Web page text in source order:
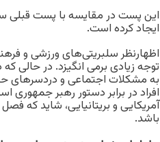
این پست در مقایسه با پست قبلی
ایجاد کرده است.
اظهارنظر سلبریتی‌های ورزشی و
توجه زیادی برمی انگیزد. در حالی
به مشکلات اجتماعی و دردسرهای
افراد در برابر دستور رهبر
آمریکایی و بریتانیایی، شاید که
باشد.